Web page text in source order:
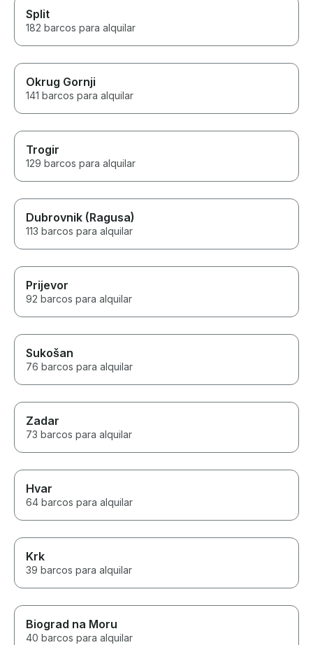
Split
182 barcos para alquilar
Okrug Gornji
141 barcos para alquilar
Trogir
129 barcos para alquilar
Dubrovnik (Ragusa)
113 barcos para alquilar
Prijevor
92 barcos para alquilar
Sukošan
76 barcos para alquilar
Zadar
73 barcos para alquilar
Hvar
64 barcos para alquilar
Krk
39 barcos para alquilar
Biograd na Moru
40 barcos para alquilar